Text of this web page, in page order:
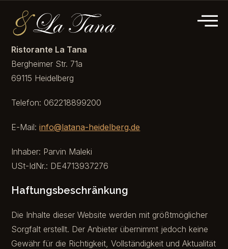
Ristorante La Tana
Bergheimer Str. 71a
69115 Heidelberg
Telefon: 062218899200
E-Mail:info@latana-heidelberg.de
Inhaber: Parvin Maleki
USt-IdNr.: DE4713937276
Haftungsbeschränkung
Die Inhalte dieser Website werden mit größtmöglicher
Sorgfalt erstellt. Der Anbieter übernimmt jedoch keine
Gewähr für die Richtigkeit, Vollständigkeit und Aktualität